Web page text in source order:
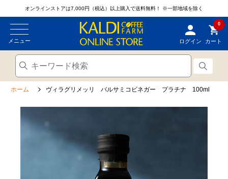
オンラインストアは7,000円（税込）以上購入で送料無料！ ※一部地域を除く
メニュー ログイン
0
カート
ホーム ヴィラグリメッリ バルサミコビネガー プラチナ 100ml